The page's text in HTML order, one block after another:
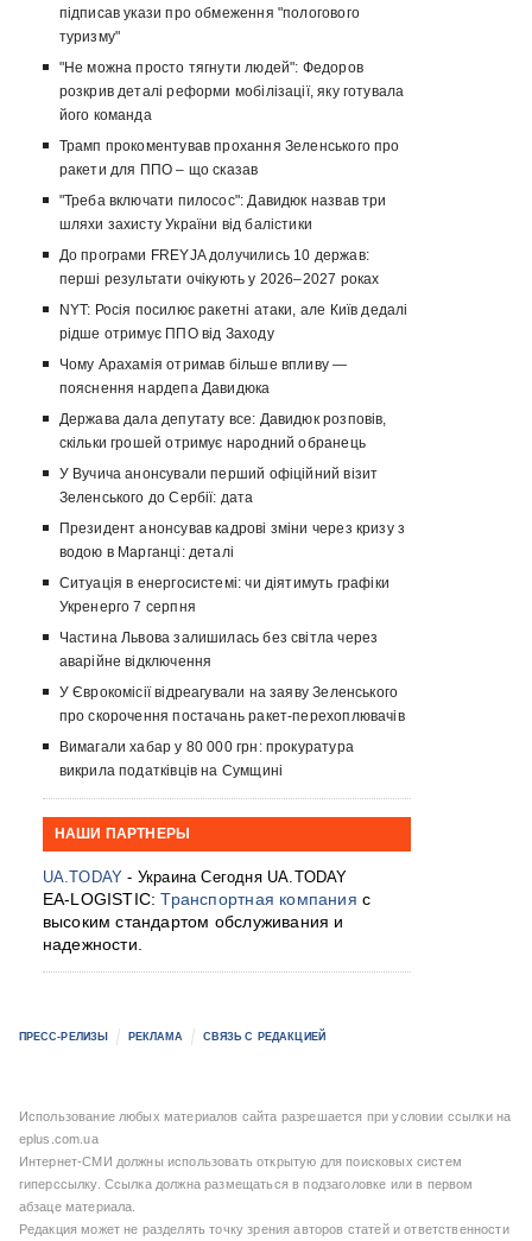
підписав укази про обмеження "пологового
туризму"
"Не можна просто тягнути людей": Федоров
розкрив деталі реформи мобілізації, яку готувала
його команда
Трамп прокоментував прохання Зеленського про
ракети для ППО – що сказав
"Треба включати пилосос": Давидюк назвав три
шляхи захисту України від балістики
До програми FREYJA долучились 10 держав:
перші результати очікують у 2026–2027 роках
NYT: Росія посилює ракетні атаки, але Київ дедалі
рідше отримує ППО від Заходу
Чому Арахамія отримав більше впливу —
пояснення нардепа Давидюка
Держава дала депутату все: Давидюк розповів,
скільки грошей отримує народний обранець
У Вучича анонсували перший офіційний візит
Зеленського до Сербії: дата
Президент анонсував кадрові зміни через кризу з
водою в Марганці: деталі
Ситуація в енергосистемі: чи діятимуть графіки
Укренерго 7 серпня
Частина Львова залишилась без світла через
аварійне відключення
У Єврокомісії відреагували на заяву Зеленського
про скорочення постачань ракет-перехоплювачів
Вимагали хабар у 80 000 грн: прокуратура
викрила податківців на Сумщині
НАШИ ПАРТНЕРЫ
UA.TODAY - Украина Сегодня UA.TODAY
EA-LOGISTIC:Транспортная компания с
высоким стандартом обслуживания и
надежности.
ПРЕСС-РЕЛИЗЫ РЕКЛАМА СВЯЗЬ С РЕДАКЦИЕЙ
Использование любых материалов сайта разрешается при условии ссылки на
eplus.com.ua
Интернет-СМИ должны использовать открытую для поисковых систем
гиперссылку. Ссылка должна размещаться в подзаголовке или в первом
абзаце материала.
Редакция может не разделять точку зрения авторов статей и ответственности